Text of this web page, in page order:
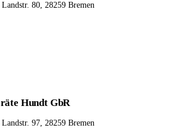
80, 28259 Bremen
Hundt GbR
97, 28259 Bremen